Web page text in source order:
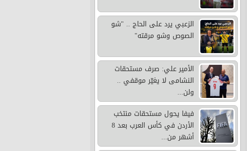
الزعبي يرد على الحاج .. "شو
الصوص وشو مرقته"
الأمير علي: صرف مستحقات
النشامى لا يغيّر موقفي ..
ولن...
فيفا يحول مستحقات منتخب
الأردن في كأس العرب بعد 8
أشهر من...